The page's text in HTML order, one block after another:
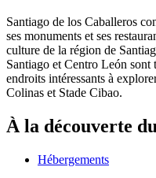
Santiago de los Caballeros
ses monuments et ses
culture de la région de
Santiago et Centro León
endroits intéressants à
Colinas et Stade Cibao.
À la découverte
Hébergements